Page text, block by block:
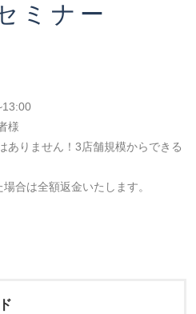
ミナー
様
ありません！3店舗規模からできる
合は全額返金いたします。